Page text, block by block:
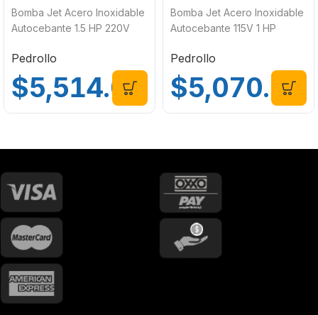
Bomba Jet Acero Inoxidable
Autocebante 1.5 HP 220V
Pedrollo
$5,514.00
Bomba Jet Acero Inoxidable
Autocebante 115V 1 HP
Pedrollo
$5,070.00